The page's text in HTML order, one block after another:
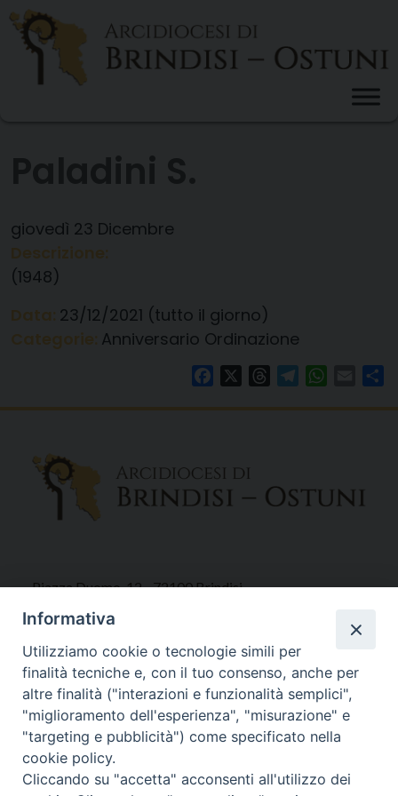
Skip
content
giovedì 23 Dicembre
(1948)
23/12/2021 (tutto il giorno)
Anniversario Ordinazione
FacebookThreadsTelegram Email
Piazza Duomo, 12 - 72100 Brindisi
Tel 0831.521958
Fax 0831.528315
Orari Curia
Mar. / Mer. / Giov. ore 9 - 13
nei mesi estivi solo Martedì ore 9 - 13
Informativa
Utilizziamo cookie o tecnologie simili per
finalità tecniche e, con il tuo consenso, anche per
altre finalità ("interazioni e funzionalità semplici",
"miglioramento dell'esperienza", "misurazione" e
"targeting e pubblicità") come specificato nella
cookie policy.
Cliccando su "accetta" acconsenti all'utilizzo dei